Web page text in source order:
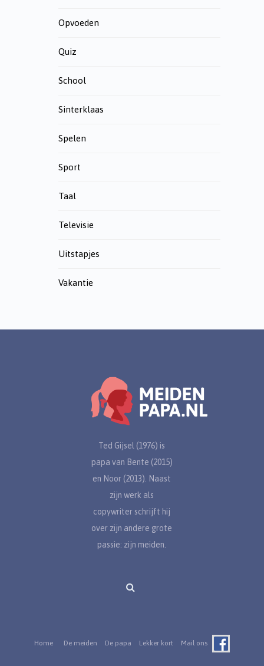
Opvoeden
Quiz
School
Sinterklaas
Spelen
Sport
Taal
Televisie
Uitstapjes
Vakantie
Ted Gijsel (1976) is
papa van Bente (2015)
en Noor (2013). Naast
zijn werk als
copywriter schrijft hij
over zijn andere grote
passie: zijn meiden.
Home De meiden De papa Lekker kort Mail ons